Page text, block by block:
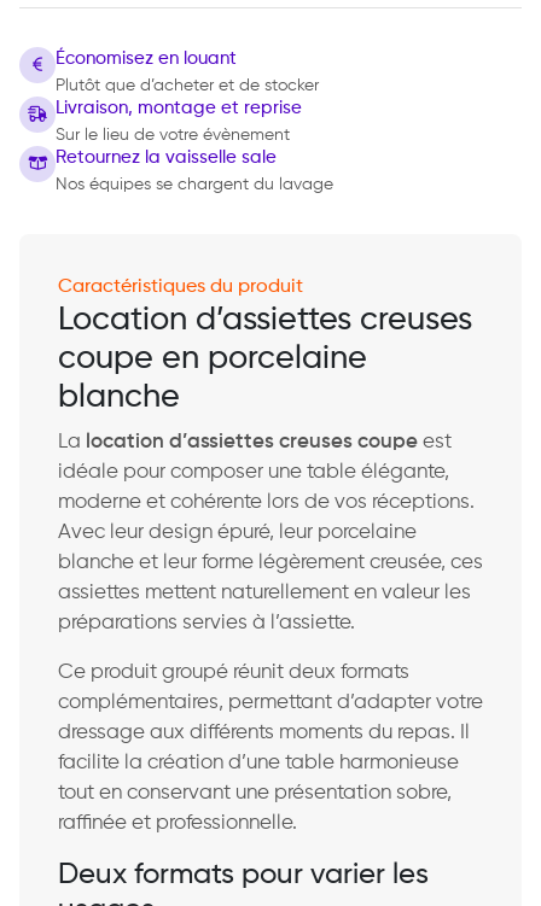
Économisez en louant
Plutôt que d’acheter et de stocker
Livraison, montage et reprise
Sur le lieu de votre évènement
Retournez la vaisselle sale
Nos équipes se chargent du lavage
Caractéristiques du produit
Location d’assiettes creuses
coupe en porcelaine
blanche
La location d’assiettes creuses coupe est
idéale pour composer une table élégante,
moderne et cohérente lors de vos réceptions.
Avec leur design épuré, leur porcelaine
blanche et leur forme légèrement creusée, ces
assiettes mettent naturellement en valeur les
préparations servies à l’assiette.
Ce produit groupé réunit deux formats
complémentaires, permettant d’adapter votre
dressage aux différents moments du repas. Il
facilite la création d’une table harmonieuse
tout en conservant une présentation sobre,
raffinée et professionnelle.
Deux formats pour varier les